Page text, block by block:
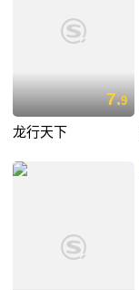
7.9
龙行天下